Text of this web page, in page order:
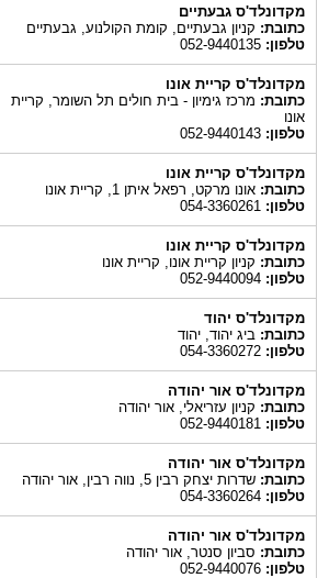
מקדונלד'ס גבעתיים
כתובת:קניון גבעתיים, קומת הקולנוע, גבעתיים
טלפון:052-9440135
מקדונלד'ס קריית אונו
כתובת:מרכז גימיון - בית חולים תל השומר, קריית
אונו
טלפון:052-9440143
מקדונלד'ס קריית אונו
כתובת:אונו מרקט, רפאל איתן 1, קריית אונו
טלפון:054-3360261
מקדונלד'ס קריית אונו
כתובת:קניון קריית אונו, קריית אונו
טלפון:052-9440094
מקדונלד'ס יהוד
כתובת:ביג יהוד, יהוד
טלפון:054-3360272
מקדונלד'ס אור יהודה
כתובת:קניון עזריאלי, אור יהודה
טלפון:052-9440181
מקדונלד'ס אור יהודה
כתובת:שדרות יצחק רבין 5, נווה רבין, אור יהודה
טלפון:054-3360264
מקדונלד'ס אור יהודה
כתובת:סביון סנטר, אור יהודה
טלפון:052-9440076